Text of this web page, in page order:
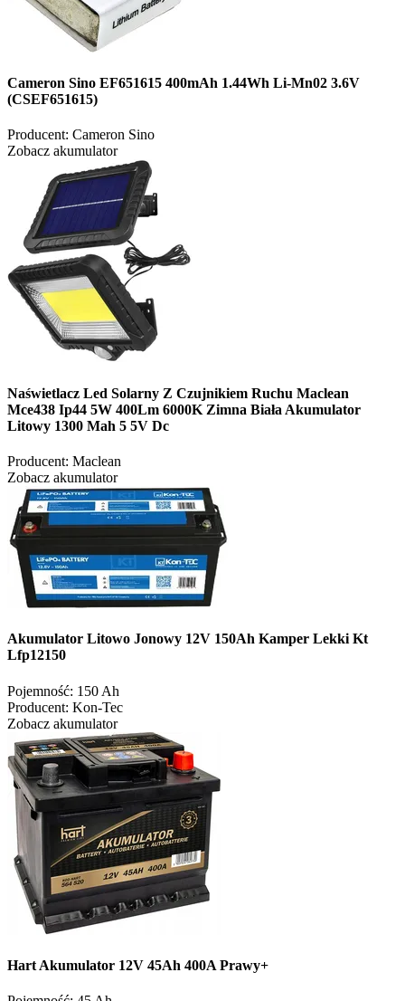
Cameron Sino EF651615 400mAh 1.44Wh Li-Mn02 3.6V
(CSEF651615)
Producent: Cameron Sino
Zobacz akumulator
Naświetlacz Led Solarny Z Czujnikiem Ruchu Maclean
Mce438 Ip44 5W 400Lm 6000K Zimna Biała Akumulator
Litowy 1300 Mah 5 5V Dc
Producent: Maclean
Zobacz akumulator
Akumulator Litowo Jonowy 12V 150Ah Kamper Lekki Kt
Lfp12150
Pojemność: 150 Ah
Producent: Kon-Tec
Zobacz akumulator
Hart Akumulator 12V 45Ah 400A Prawy+